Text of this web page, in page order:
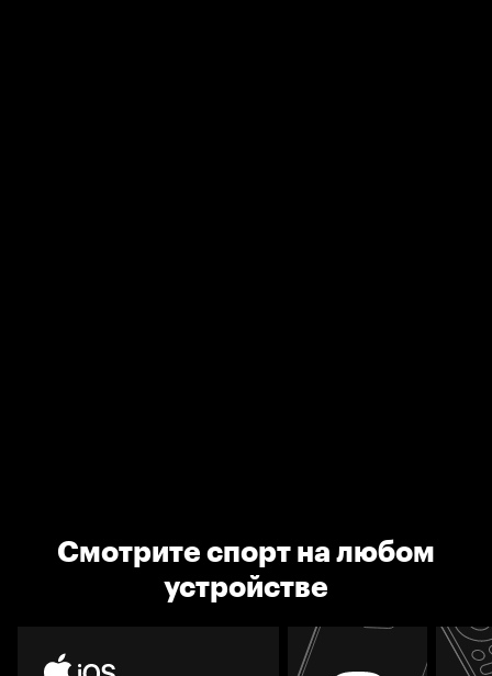
Смотрите спорт на любом
устройстве